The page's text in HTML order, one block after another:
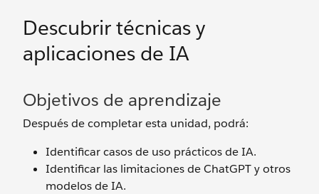
Descubrir técnicas y
aplicaciones de IA
Objetivos de aprendizaje
Después de completar esta unidad, podrá:
Identificar casos de uso prácticos de IA.
Identificar las limitaciones de ChatGPT y otros
modelos de IA.